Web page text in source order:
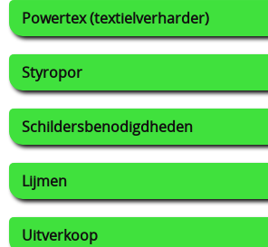
Powertex (textielverharder)
Styropor
Schildersbenodigdheden
Lijmen
Uitverkoop